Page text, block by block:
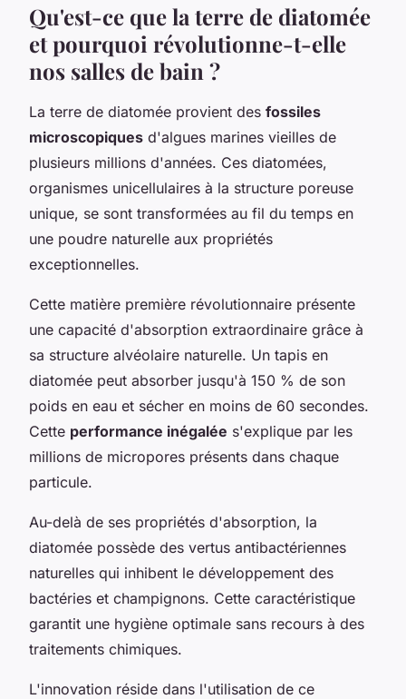
Qu'est-ce que la terre de diatomée
et pourquoi révolutionne-t-elle
nos salles de bain ?
La terre de diatomée provient des fossiles
microscopiques d'algues marines vieilles de
plusieurs millions d'années. Ces diatomées,
organismes unicellulaires à la structure poreuse
unique, se sont transformées au fil du temps en
une poudre naturelle aux propriétés
exceptionnelles.
Cette matière première révolutionnaire présente
une capacité d'absorption extraordinaire grâce à
sa structure alvéolaire naturelle. Un tapis en
diatomée peut absorber jusqu'à 150 % de son
poids en eau et sécher en moins de 60 secondes.
Cette performance inégalée s'explique par les
millions de micropores présents dans chaque
particule.
Au-delà de ses propriétés d'absorption, la
diatomée possède des vertus antibactériennes
naturelles qui inhibent le développement des
bactéries et champignons. Cette caractéristique
garantit une hygiène optimale sans recours à des
traitements chimiques.
L'innovation réside dans l'utilisation de ce